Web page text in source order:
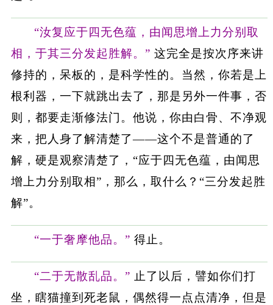
“汝复应于四无色蕴，由闻思增上力分别取
相，于其三分发起胜解。” 这完全是按次序来讲
修持的，呆板的，是科学性的。当然，你若是上
根利器，一下就跳出去了，那是另外一件事，否
则，都要走渐修法门。他说，你由白骨、不净观
来，把人身了解清楚了——这个不是普通的了
解，硬是观察清楚了，“应于四无色蕴，由闻思
增上力分别取相”，那么，取什么？“三分发起胜
解”。
“一于奢摩他品。” 得止。
“二于无散乱品。” 止了以后，譬如你们打
坐，瞎猫撞到死老鼠，偶然得一点点清净，但是